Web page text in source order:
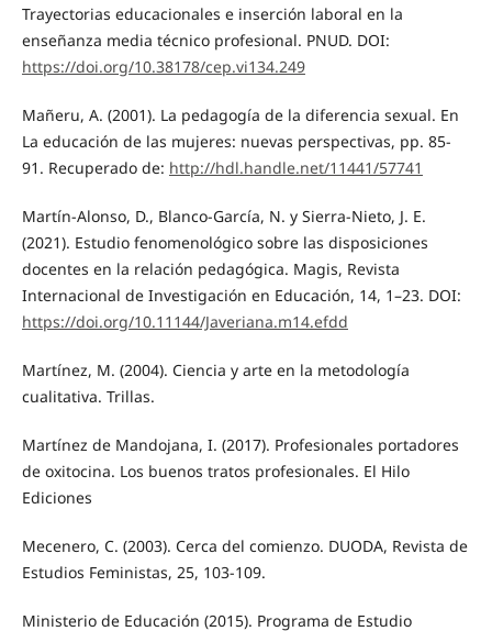
Trayectorias educacionales e inserción laboral en la
enseñanza media técnico profesional. PNUD. DOI:
https://doi.org/10.38178/cep.vi134.249
Mañeru, A. (2001). La pedagogía de la diferencia sexual. En
La educación de las mujeres: nuevas perspectivas, pp. 85-
91. Recuperado de: http://hdl.handle.net/11441/57741
Martín-Alonso, D., Blanco-García, N. y Sierra-Nieto, J. E.
(2021). Estudio fenomenológico sobre las disposiciones
docentes en la relación pedagógica. Magis, Revista
Internacional de Investigación en Educación, 14, 1–23. DOI:
https://doi.org/10.11144/Javeriana.m14.efdd
Martínez, M. (2004). Ciencia y arte en la metodología
cualitativa. Trillas.
Martínez de Mandojana, I. (2017). Profesionales portadores
de oxitocina. Los buenos tratos profesionales. El Hilo
Ediciones
Mecenero, C. (2003). Cerca del comienzo. DUODA, Revista de
Estudios Feministas, 25, 103-109.
Ministerio de Educación (2015). Programa de Estudio